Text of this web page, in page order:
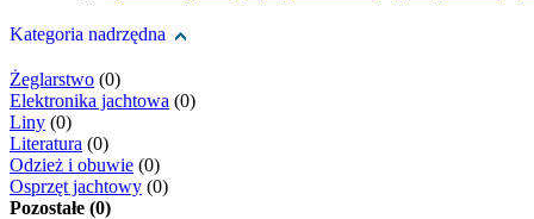
Kategoria nadrzędna
Żeglarstwo (0)
Elektronika jachtowa (0)
Liny (0)
Literatura (0)
Odzież i obuwie (0)
Osprzęt jachtowy (0)
Pozostałe (0)